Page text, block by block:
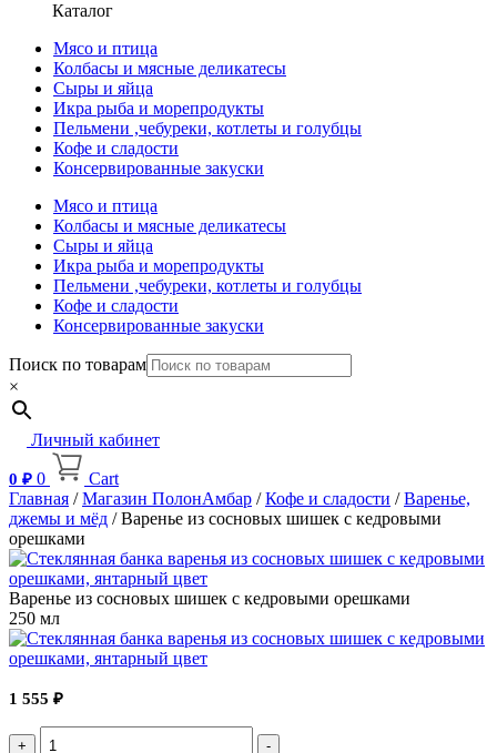
Каталог
Мясо и птица
Колбасы и мясные деликатесы
Сыры и яйца
Икра рыба и морепродукты
Пельмени ,чебуреки, котлеты и голубцы
Кофе и сладости
Консервированные закуски
Мясо и птица
Колбасы и мясные деликатесы
Сыры и яйца
Икра рыба и морепродукты
Пельмени ,чебуреки, котлеты и голубцы
Кофе и сладости
Консервированные закуски
Поиск по товарам
×
Личный кабинет
0 ₽ 0
Cart
Главная /Магазин ПолонАмбар /Кофе и сладости /Варенье,
джемы и мёд / Варенье из сосновых шишек с кедровыми
орешками
Варенье из сосновых шишек с кедровыми орешками
250 мл
1 555 ₽
Quantity